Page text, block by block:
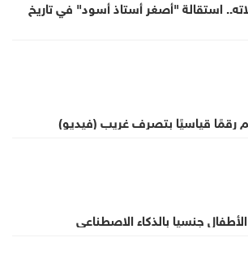
استقالة "أصغر أستاذ أسود" في تاريخ
جنسيا بالذكاء الاصطناعي